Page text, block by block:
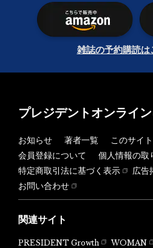
雑誌の予約購読は
プレジデントオンライ
お知らせ 著者一覧
このサイ
会員登録について
個人情報の取
特定商取引法に基づく表示
広告
お問い合わせ
関連サイト
PRESIDENT Growth WOMAN